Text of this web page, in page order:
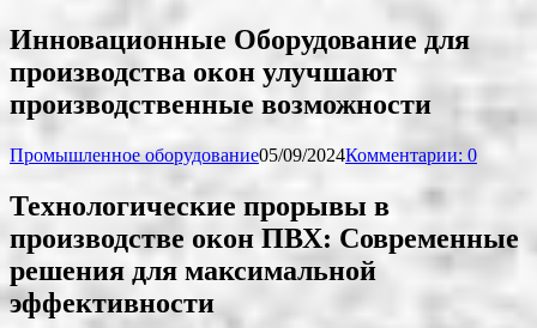
Инновационные Оборудование для
производства окон улучшают
производственные возможности
Промышленное оборудование05/09/2024Комментарии: 0
Технологические прорывы в
производстве окон ПВХ: Современные
решения для максимальной
эффективности